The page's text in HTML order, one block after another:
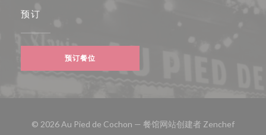
预订
预订餐位
© 2026 Au Pied de Cochon — 餐馆网站创建者 Zenchef((在新窗